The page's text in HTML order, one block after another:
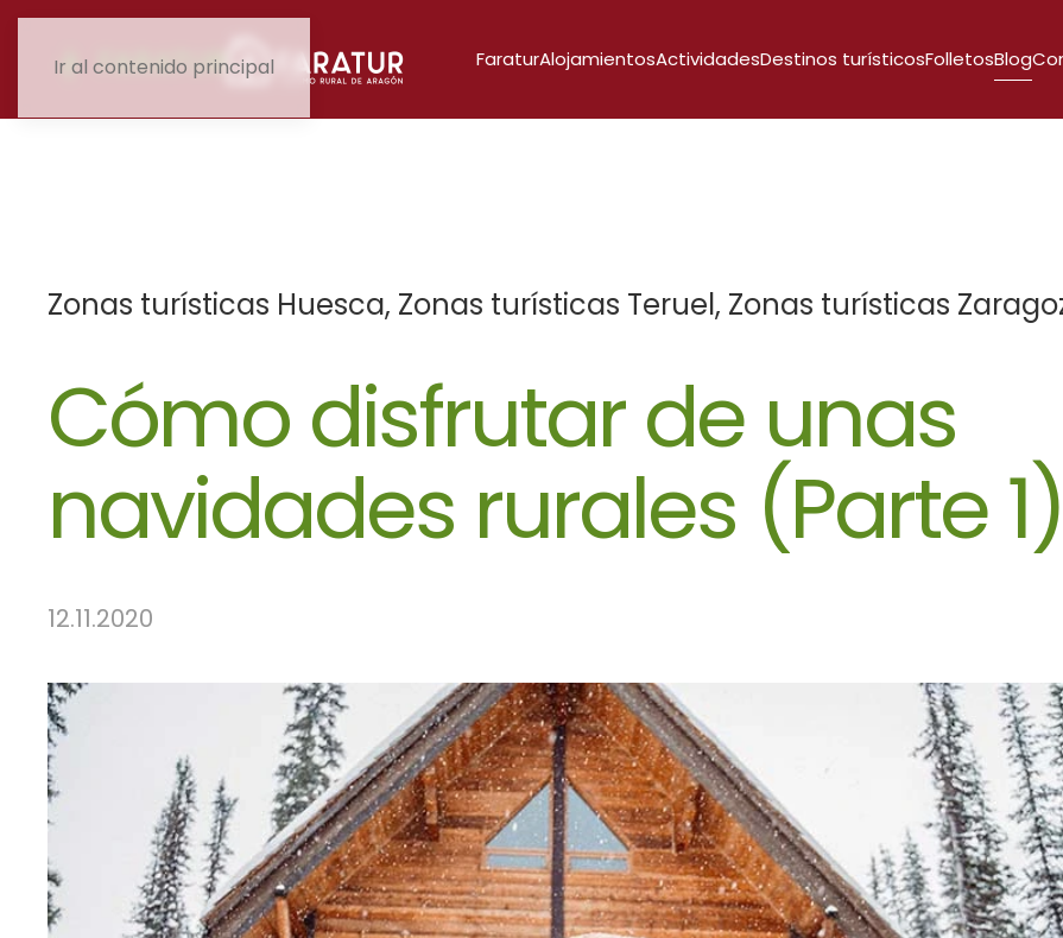
Ir al contenido principal FaraturAlojamientosActividadesDestinos turísticosFolletosBlog
Zonas turísticas Huesca, Zonas turísticas Teruel, Zonas turísticas
Cómo disfrutar de unas
navidades rurales (Parte 1)
12.11.2020